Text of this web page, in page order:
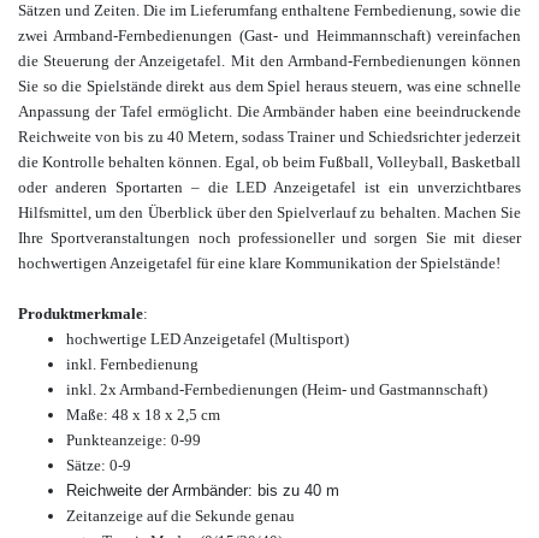
Sätzen und Zeiten. Die im Lieferumfang enthaltene Fernbedienung, sowie die
zwei Armband-Fernbedienungen (Gast- und Heimmannschaft) vereinfachen
die Steuerung der Anzeigetafel. Mit den Armband-Fernbedienungen können
Sie so die Spielstände direkt aus dem Spiel heraus steuern, was eine schnelle
Anpassung der Tafel ermöglicht. Die Armbänder haben eine beeindruckende
Reichweite von bis zu 40 Metern, sodass Trainer und Schiedsrichter jederzeit
die Kontrolle behalten können. Egal, ob beim Fußball, Volleyball, Basketball
oder anderen Sportarten – die LED Anzeigetafel ist ein unverzichtbares
Hilfsmittel, um den Überblick über den Spielverlauf zu behalten. Machen Sie
Ihre Sportveranstaltungen noch professioneller und sorgen Sie mit dieser
hochwertigen Anzeigetafel für eine klare Kommunikation der Spielstände!
Produktmerkmale:
hochwertige LED Anzeigetafel (Multisport)
inkl. Fernbedienung
inkl. 2x Armband-Fernbedienungen (Heim- und Gastmannschaft)
Maße: 48 x 18 x 2,5 cm
Punkteanzeige: 0-99
Sätze: 0-9
Reichweite der Armbänder: bis zu 40 m
Zeitanzeige auf die Sekunde genau